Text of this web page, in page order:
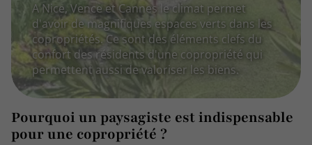
A Nice, Vence et Cannes le climat permet
d'avoir de magnifiques espaces verts dans les
copropriétés. Ce sont des éléments clefs du
confort des résidents d'une copropriété qui
permettent aussi de valoriser les biens.
Pourquoi un paysagiste est indispensable
pour une copropriété ?